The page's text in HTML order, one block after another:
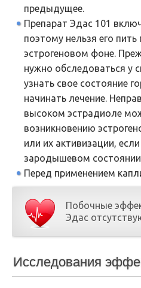
предыдущее.
Препарат Эдас 101
поэтому нельзя его
эстрогеновом фоне.
нужно обследоваться у
узнать свое состояние
начинать лечение.
высоком эстрадиоле
возникновению
или их активизации,
зародышевом
Перед применением
Побочные
Эдас
Исследования